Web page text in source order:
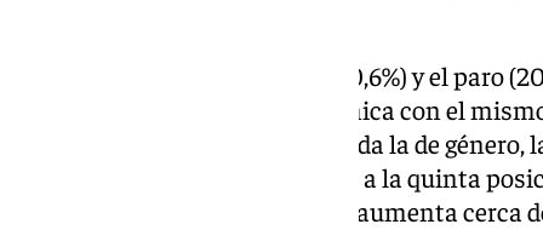
Tras los problemas políticos (20,6%) y el paro
general es para la crisis económica con el
categoría «desigualdades, incluida la de
pobreza», que pasa de la novena a la quinta
hasta el 16,1%, y la vivienda que aumenta